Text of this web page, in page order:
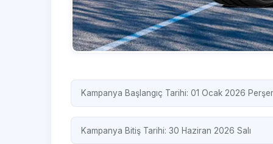
Kampanya Başlangıç Tarihi: 01 Ocak 2026
Kampanya Bitiş Tarihi: 30 Haziran 2026 Salı